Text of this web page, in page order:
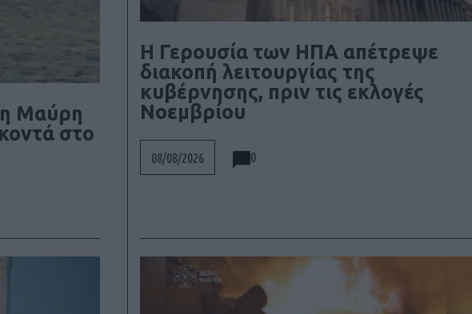
Μαύρη
στο
Η Γερουσία των ΗΠΑ απέτρεψε
διακοπή λειτουργίας της
κυβέρνησης, πριν τις εκλογές
Νοεμβρίου
08/08/2026 0